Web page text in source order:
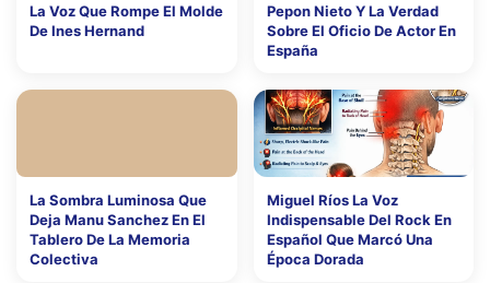
La Voz Que Rompe El Molde
De Ines Hernand
Pepon Nieto Y La Verdad
Sobre El Oficio De Actor En
España
La Sombra Luminosa Que
Deja Manu Sanchez En El
Tablero De La Memoria
Colectiva
Miguel Ríos La Voz
Indispensable Del Rock En
Español Que Marcó Una
Época Dorada